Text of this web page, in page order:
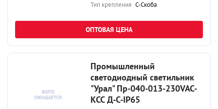
Тип крепления С-Скоба
ОПТОВАЯ ЦЕНА
Промышленный
светодиодный светильник
"Урал" Пр-040-013-230VAC-
КСС Д-С-IP65